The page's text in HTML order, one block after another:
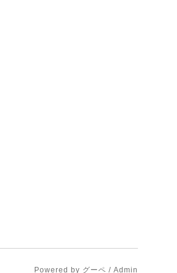
Powered by グーペ / Admin